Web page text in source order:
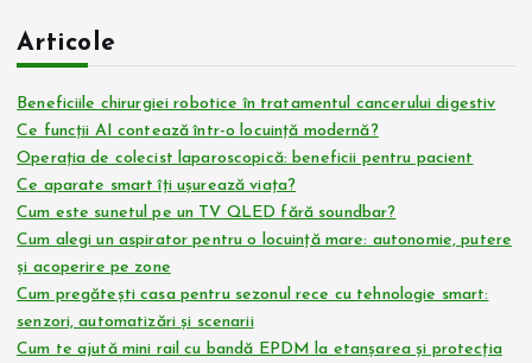
Articole
Beneficiile chirurgiei robotice în tratamentul cancerului digestiv
Ce funcții AI contează într-o locuință modernă?
Operația de colecist laparoscopică: beneficii pentru pacient
Ce aparate smart îți ușurează viața?
Cum este sunetul pe un TV QLED fără soundbar?
Cum alegi un aspirator pentru o locuință mare: autonomie, putere
și acoperire pe zone
Cum pregătești casa pentru sezonul rece cu tehnologie smart:
senzori, automatizări și scenarii
Cum te ajută mini rail cu bandă EPDM la etanșarea și protecția